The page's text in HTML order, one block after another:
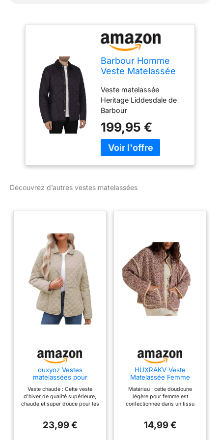
Barbour Homme
Veste Matelassée
Liddesdale, Navy,
3XL
Veste matelassée
Heritage Liddesdale de
Barbour
199,95 €
Découvrez d’autres vestes matelassées
duxyoz Vestes
matelassées pour
légères rembourrées
amples décontractées à
motif patchwork uni
temps froid avec col à
revers Manteau chaud
Veste chaude : Cette veste
d'hiver de qualité supérieure,
chaude et super douce pour les
qualité pour durer de
23,99 €
HUXRAKV Veste
Matelassée Femme
Blouson Court Mi-Saison
Chaud avec Ouverture
Devant,WD43-Rose,L
Matériau : cette doudoune
légère pour femme est
confectionnée dans un tissu
une chaleur et un confort
14,99 €